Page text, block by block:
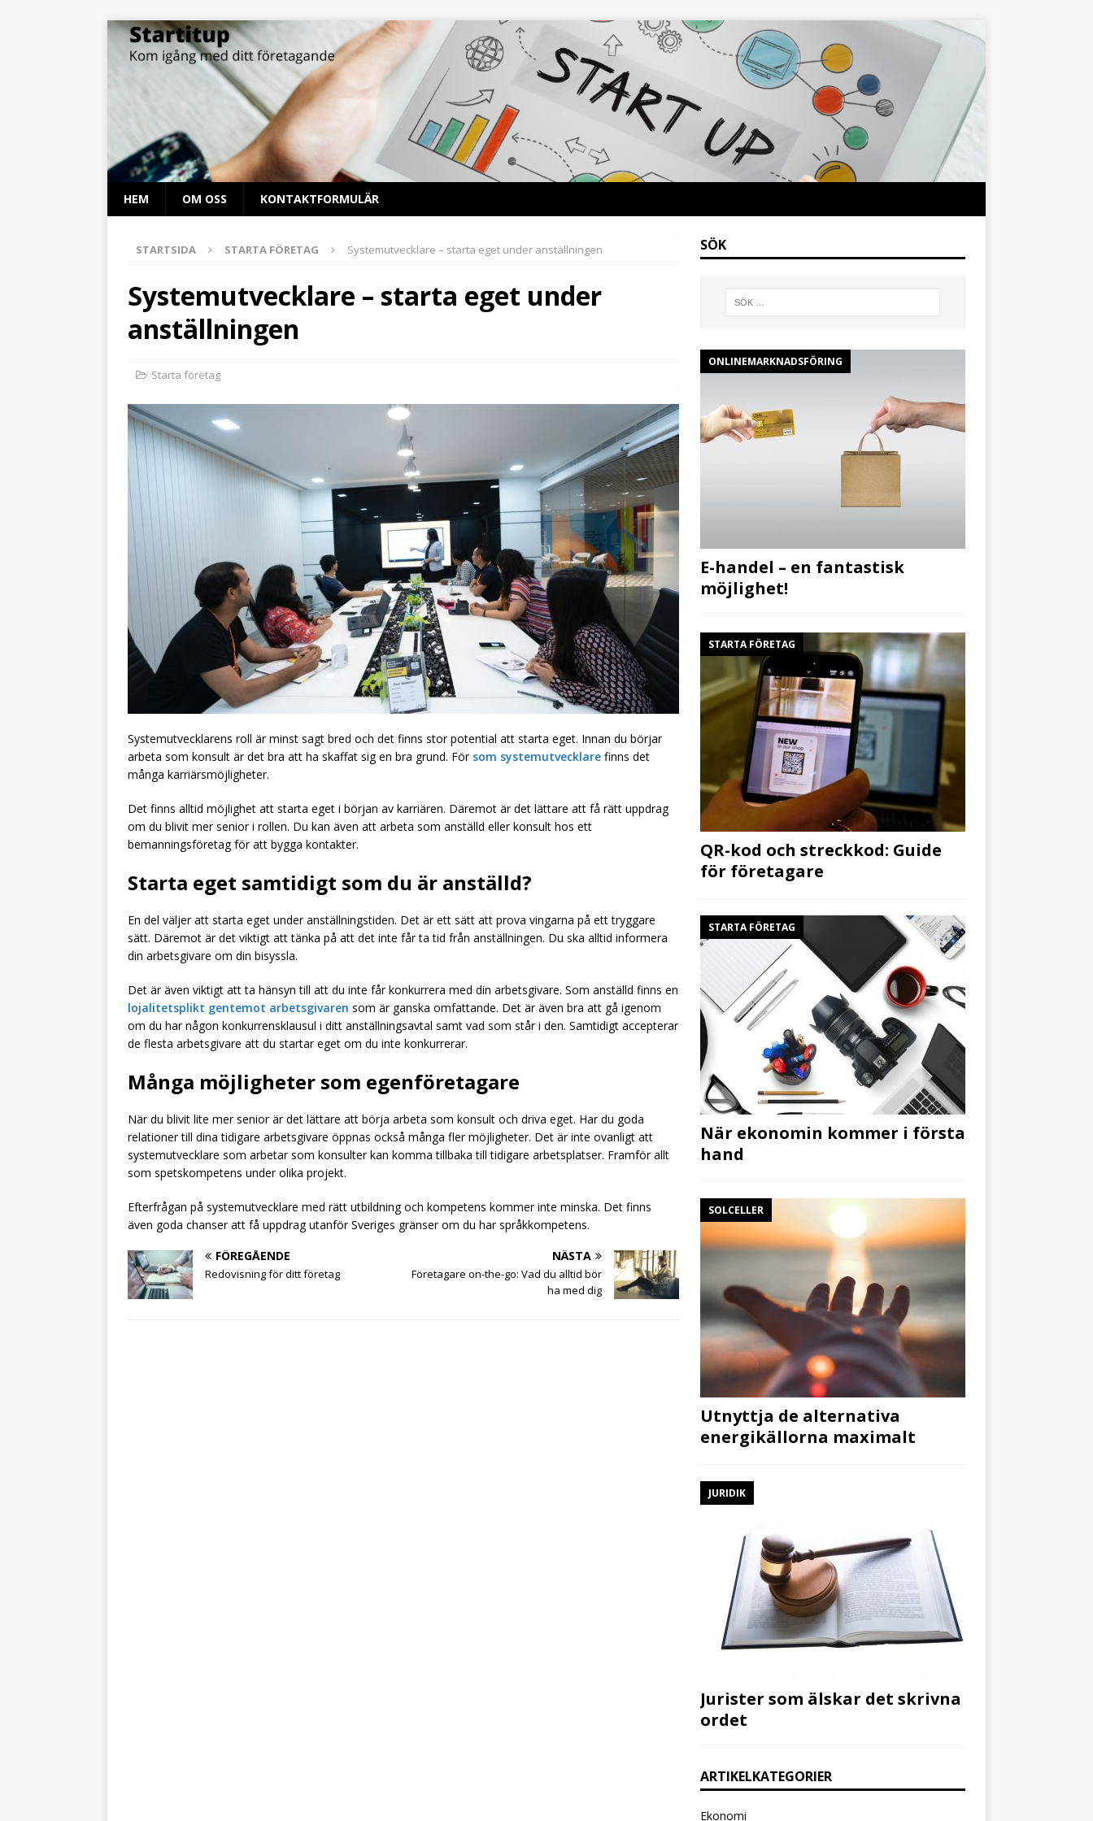
HEM OM OSS KONTAKTFORMULÄR
STARTSIDA STARTA FÖRETAG Systemutvecklare – starta eget under anställningen
Systemutvecklare – starta eget under
anställningen
Starta företag
Systemutvecklarens roll är minst sagt bred och det finns stor potential att starta eget. Innan du börjar
arbeta som konsult är det bra att ha skaffat sig en bra grund. För som systemutvecklare finns det
många karriärsmöjligheter.
Det finns alltid möjlighet att starta eget i början av karriären. Däremot är det lättare att få rätt uppdrag
om du blivit mer senior i rollen. Du kan även att arbeta som anställd eller konsult hos ett
bemanningsföretag för att bygga kontakter.
Starta eget samtidigt som du är anställd?
En del väljer att starta eget under anställningstiden. Det är ett sätt att prova vingarna på ett tryggare
sätt. Däremot är det viktigt att tänka på att det inte får ta tid från anställningen. Du ska alltid informera
din arbetsgivare om din bisyssla.
Det är även viktigt att ta hänsyn till att du inte får konkurrera med din arbetsgivare. Som anställd finns en
lojalitetsplikt gentemot arbetsgivaren som är ganska omfattande. Det är även bra att gå igenom
om du har någon konkurrensklausul i ditt anställningsavtal samt vad som står i den. Samtidigt accepterar
de flesta arbetsgivare att du startar eget om du inte konkurrerar.
Många möjligheter som egenföretagare
När du blivit lite mer senior är det lättare att börja arbeta som konsult och driva eget. Har du goda
relationer till dina tidigare arbetsgivare öppnas också många fler möjligheter. Det är inte ovanligt att
systemutvecklare som arbetar som konsulter kan komma tillbaka till tidigare arbetsplatser. Framför allt
som spetskompetens under olika projekt.
Efterfrågan på systemutvecklare med rätt utbildning och kompetens kommer inte minska. Det finns
även goda chanser att få uppdrag utanför Sveriges gränser om du har språkkompetens.
FÖREGÅENDE
Redovisning för ditt företag
NÄSTA
Företagare on-the-go: Vad du alltid bör
ha med dig
SÖK
ONLINEMARKNADSFÖRING
E-handel – en fantastisk
möjlighet!
STARTA FÖRETAG
QR-kod och streckkod: Guide
för företagare
STARTA FÖRETAG
När ekonomin kommer i första
hand
SOLCELLER
Utnyttja de alternativa
energikällorna maximalt
JURIDIK
Jurister som älskar det skrivna
ordet
ARTIKELKATEGORIER
Ekonomi